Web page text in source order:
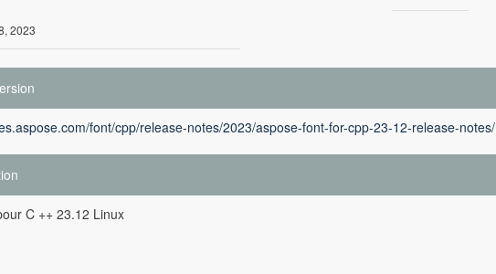
2023
font/cpp/release-notes/2023/aspose-font-for-cpp-23-12-release-notes/
C ++ 23.12 Linux